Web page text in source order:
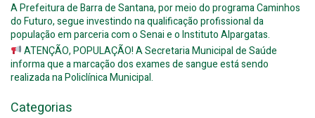
A Prefeitura de Barra de Santana, por meio do programa Caminhos
do Futuro, segue investindo na qualificação profissional da
população em parceria com o Senai e o Instituto Alpargatas.
ATENÇÃO, POPULAÇÃO! A Secretaria Municipal de Saúde
informa que a marcação dos exames de sangue está sendo
realizada na Policlínica Municipal.
Categorias